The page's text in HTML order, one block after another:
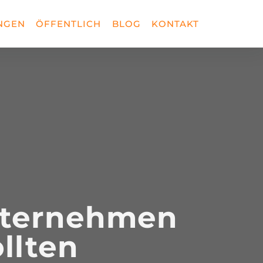
ÖFFENTLICH BLOG KONTAKT